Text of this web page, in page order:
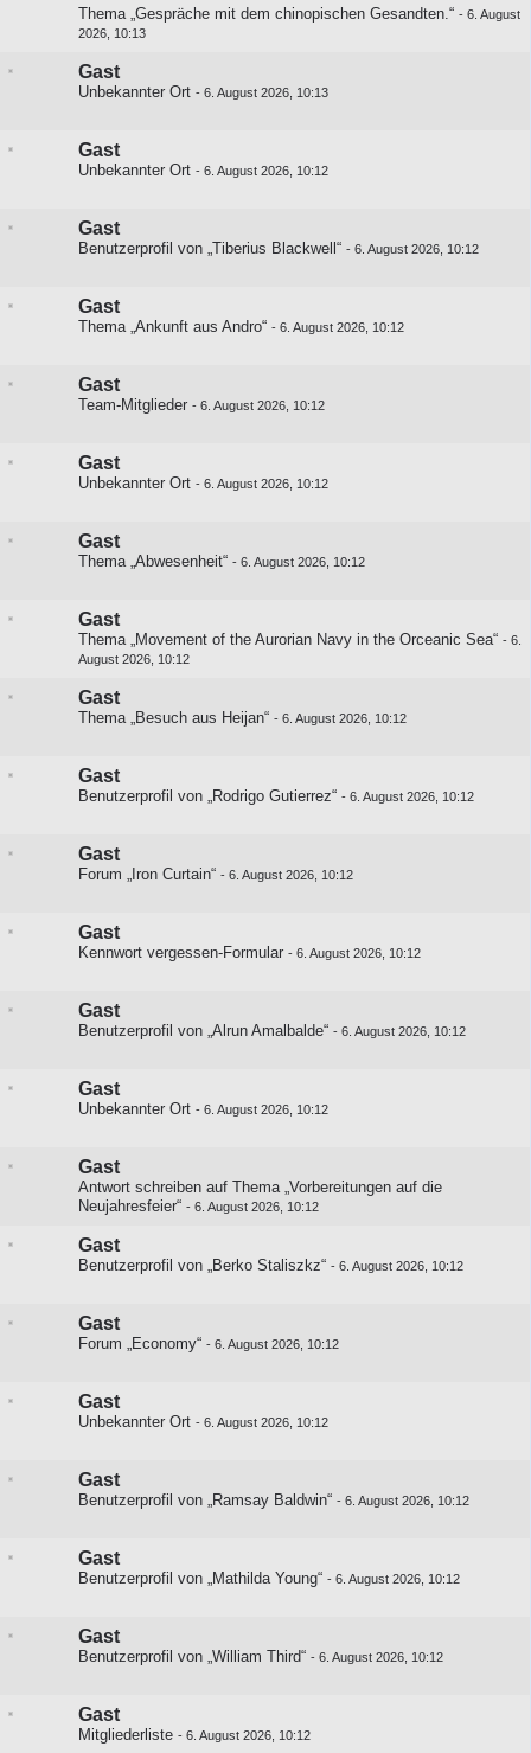
Thema „Gespräche mit dem chinopischen Gesandten.“ - 6. August
2026, 10:13
Gast
Unbekannter Ort - 6. August 2026, 10:13
Gast
Unbekannter Ort - 6. August 2026, 10:12
Gast
Benutzerprofil von „Tiberius Blackwell“ - 6. August 2026, 10:12
Gast
Thema „Ankunft aus Andro“ - 6. August 2026, 10:12
Gast
Team-Mitglieder - 6. August 2026, 10:12
Gast
Unbekannter Ort - 6. August 2026, 10:12
Gast
Thema „Abwesenheit“ - 6. August 2026, 10:12
Gast
Thema „Movement of the Aurorian Navy in the Orceanic Sea“ - 6.
August 2026, 10:12
Gast
Thema „Besuch aus Heijan“ - 6. August 2026, 10:12
Gast
Benutzerprofil von „Rodrigo Gutierrez“ - 6. August 2026, 10:12
Gast
Forum „Iron Curtain“ - 6. August 2026, 10:12
Gast
Kennwort vergessen-Formular - 6. August 2026, 10:12
Gast
Benutzerprofil von „Alrun Amalbalde“ - 6. August 2026, 10:12
Gast
Unbekannter Ort - 6. August 2026, 10:12
Gast
Antwort schreiben auf Thema „Vorbereitungen auf die
Neujahresfeier“ - 6. August 2026, 10:12
Gast
Benutzerprofil von „Berko Staliszkz“ - 6. August 2026, 10:12
Gast
Forum „Economy“ - 6. August 2026, 10:12
Gast
Unbekannter Ort - 6. August 2026, 10:12
Gast
Benutzerprofil von „Ramsay Baldwin“ - 6. August 2026, 10:12
Gast
Benutzerprofil von „Mathilda Young“ - 6. August 2026, 10:12
Gast
Benutzerprofil von „William Third“ - 6. August 2026, 10:12
Gast
Mitgliederliste - 6. August 2026, 10:12